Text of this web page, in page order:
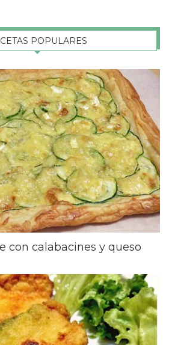
POPULARES
con calabacines y queso